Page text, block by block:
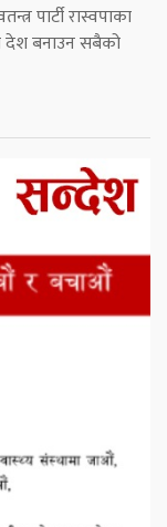
पार्टी रास्वपाका
देश बनाउन सबैको